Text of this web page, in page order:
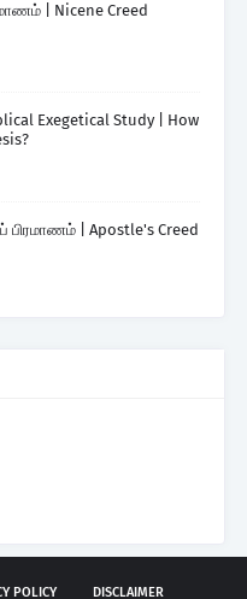
| Nicene Creed
Exegetical Study | How
பிரமாணம் | Apostle's Creed
POLICY DISCLAIMER